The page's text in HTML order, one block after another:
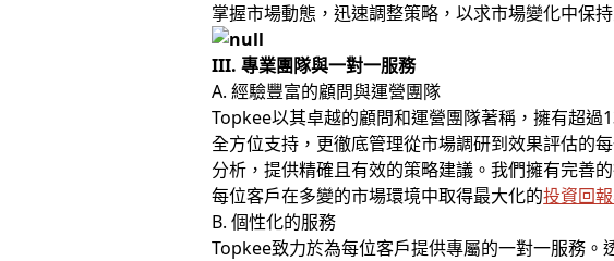
掌握市場動態，迅速調整策略，以求市場變化中保
III. 專業團隊與一對一服務
A. 經驗豐富的顧問與運營團隊
Topkee以其卓越的顧問和運營團隊著稱，擁有超
全方位支持，更徹底管理從市場調研到效果評估的
分析，提供精確且有效的策略建議。我們擁有完善
每位客戶在多變的市場環境中取得最大化的投資回
B. 個性化的服務
Topkee致力於為每位客戶提供專屬的一對一服務